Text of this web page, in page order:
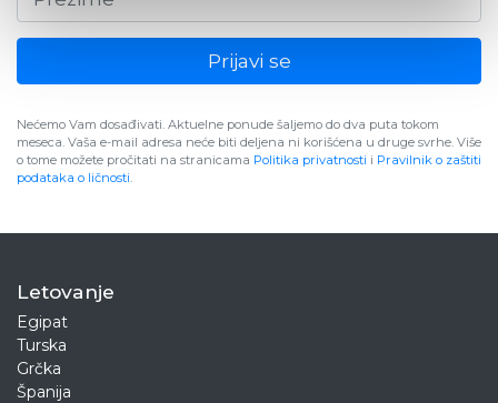
Prijavi se
Nećemo Vam dosađivati. Aktuelne ponude šaljemo do dva puta tokom
meseca. Vaša e-mail adresa neće biti deljena ni korišćena u druge svrhe. Više
o tome možete pročitati na stranicama Politika privatnosti i Pravilnik o zaštiti
podataka o ličnosti
Letovanje
Egipat
Turska
Grčka
Španija